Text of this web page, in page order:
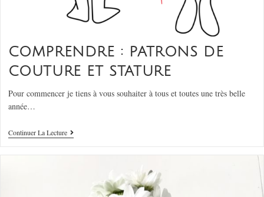
COMPRENDRE : PATRONS DE
COUTURE ET STATURE
Pour commencer je tiens à vous souhaiter à tous et toutes une très belle
année…
Continuer La Lecture